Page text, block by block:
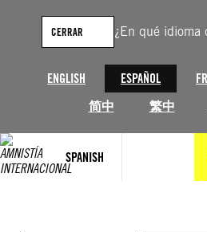
¿En qué idioma
ENGLISH ESPAÑOL
简中
繁中
CERRAR
SPANISH
contenido